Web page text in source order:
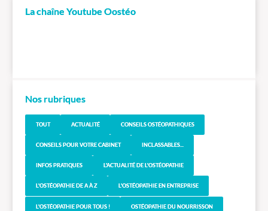
La chaîne Youtube Oostéo
Nos rubriques
TOUT ACTUALITÉ CONSEILS OSTÉOPATHIQUES
CONSEILS POUR VOTRE CABINET INCLASSABLES...
INFOS PRATIQUES L'ACTUALITÉ DE L'OSTÉOPATHIE
L'OSTÉOPATHIE DE A À Z L'OSTÉOPATHIE EN ENTREPRISE
L'OSTÉOPATHIE POUR TOUS ! OSTÉOPATHIE DU NOURRISSON